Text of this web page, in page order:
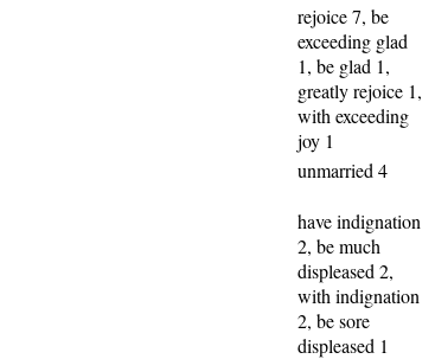
rejoice 7, be
exceeding glad
1, be glad 1,
greatly rejoice 1,
with exceeding
joy 1
unmarried 4
have indignation
2, be much
displeased 2,
with indignation
2, be sore
displeased 1